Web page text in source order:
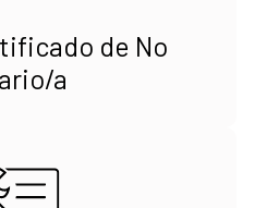
de No
a